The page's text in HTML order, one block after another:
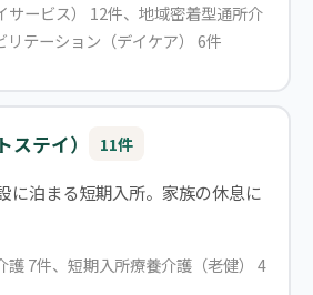
サービス） 12件、地域密着型通所介
リテーション（デイケア） 6件
テイ） 11件
に泊まる短期入所。家族の休息に
護 7件、短期入所療養介護（老健） 4